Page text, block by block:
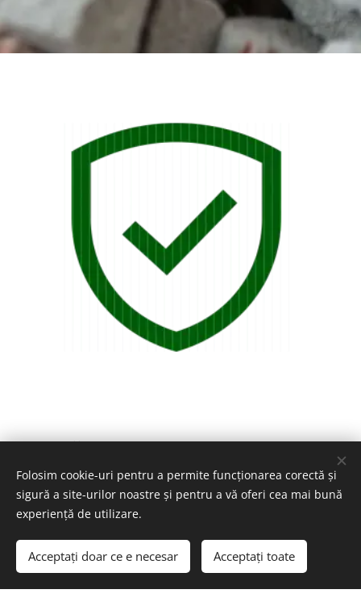
Inertă
Nu este supusă unor transformări fizice, chimice sau
biologice. Este în mod specific rezistentă la solvenți
organici, acizi și îmbătrânire.
Folosim cookie-uri pentru a permite funcționarea corectă și
sigură a site-urilor noastre și pentru a vă oferi cea mai bună
experiență de utilizare.
Acceptați doar ce e necesar Acceptați toate